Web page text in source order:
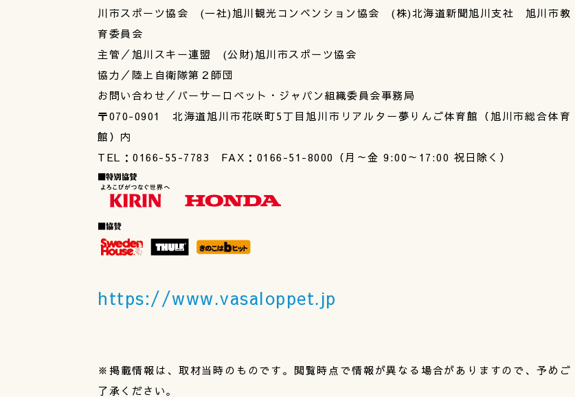
川市スポーツ協会 (一社)旭川観光コンベンション協会 (株)北海道新聞旭川支社 旭川市教
育委員会
主管／旭川スキー連盟 (公財)旭川市スポーツ協会
協力／陸上自衛隊第２師団
お問い合わせ／バーサーロペット・ジャパン組織委員会事務局
〒070-0901 北海道旭川市花咲町5丁目旭川市リアルター夢りんご体育館（旭川市総合体育
館）内
TEL：0166-55-7783 FAX：0166-51-8000（月～金 9:00～17:00 祝日除く）
https://www.vasaloppet.jp
※掲載情報は、取材当時のものです。閲覧時点で情報が異なる場合がありますので、予めご
了承ください。